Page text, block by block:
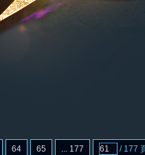
64 65 ... 177 / 177